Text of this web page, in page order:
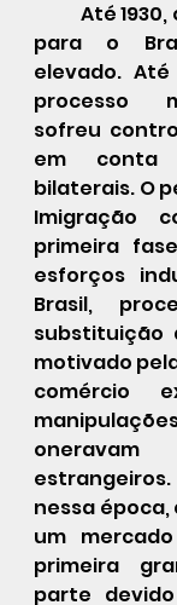
para o
elevado.
processo
sofreu
em conta
bilaterais. O
Imigração
primeira
esforços
Brasil,
substituição
motivado
comércio
estrangeiros.
nessa
um
primeira
parte